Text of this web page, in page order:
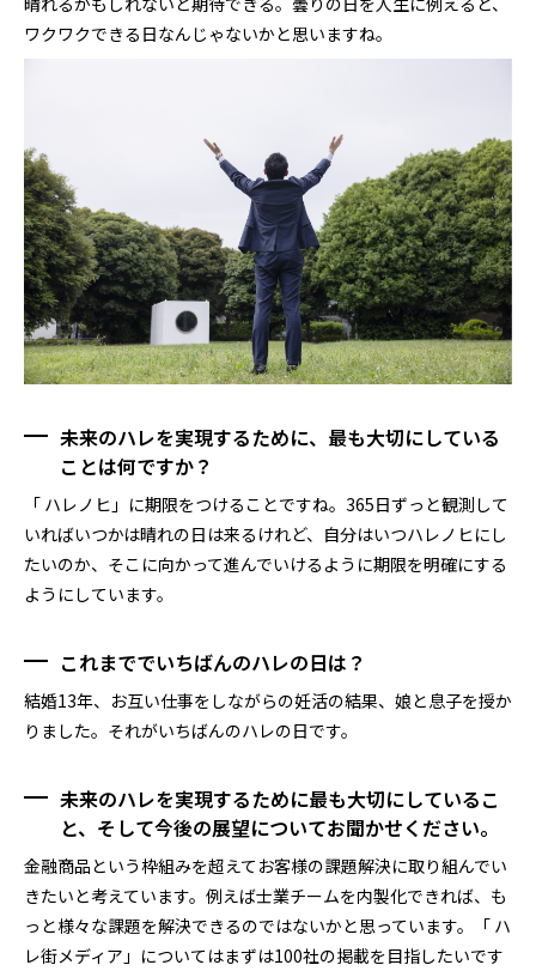
ワクワクできる日なんじゃないかと思いますね。
未来のハレを実現するために、最も大切にしている
ことは何ですか？
「 ハレノヒ」に期限をつけることですね。365日ずっと観測して
いればいつかは晴れの日は来るけれど、自分はいつハレノヒにし
たいのか、そこに向かって進んでいけるように期限を明確にする
ようにしています。
これまででいちばんのハレの日は？
結婚13年、お互い仕事をしながらの妊活の結果、娘と息子を授か
りました。それがいちばんのハレの日です。
未来のハレを実現するために最も大切にしているこ
と、そして今後の展望についてお聞かせください。
金融商品という枠組みを超えてお客様の課題解決に取り組んでい
きたいと考えています。例えば士業チームを内製化できれば、も
っと様々な課題を解決できるのではないかと思っています。「 ハ
レ街メディア」についてはまずは100社の掲載を目指したいです